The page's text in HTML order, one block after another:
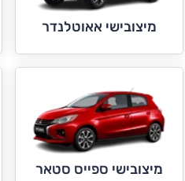
מיצובישי אאוטלנדר
מיצובישי ספייס סטאר